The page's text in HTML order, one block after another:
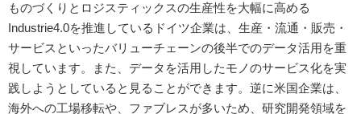
ものづくりとロジスティックスの生産性を大幅に高める
Industrie4.0を推進しているドイツ企業は、生産・流通・販売・
サービスといったバリューチェーンの後半でのデータ活用を重
視しています。また、データを活用したモノのサービス化を実
践しようとしていると見ることができます。逆に米国企業は、
海外への工場移転や、ファブレスが多いため、研究開発領域を